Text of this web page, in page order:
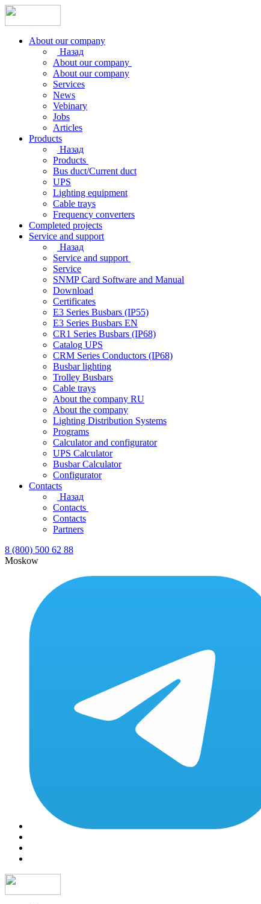
About our company
Назад
About our company
About our company
Services
News
Vebinary
Jobs
Articles
Products
Назад
Products
Bus duct/Current duct
UPS
Lighting equipment
Cable trays
Frequency converters
Completed projects
Service and support
Назад
Service and support
Service
SNMP Card Software and Manual
Download
Certificates
E3 Series Busbars (IP55)
E3 Series Busbars EN
CR1 Series Busbars (IP68)
Catalog UPS
CRM Series Conductors (IP68)
Busbar lighting
Trolley Busbars
Cable trays
About the company RU
About the company
Lighting Distribution Systems
Programs
Calculator and configurator
UPS Calculator
Busbar Calculator
Configurator
Contacts
Назад
Contacts
Contacts
Partners
8 (800) 500 62 88
Moskow